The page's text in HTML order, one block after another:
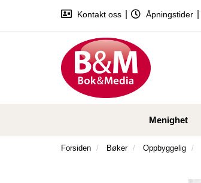
Kontakt oss Åpningstider
Menighet
Forsiden Bøker Oppbyggelig